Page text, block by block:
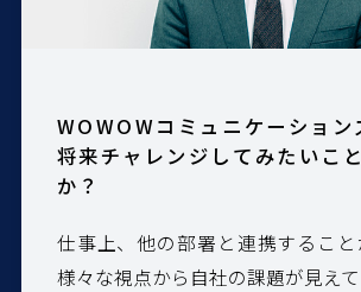
WOWOWコミュニケーション
将来チャレンジしてみたいこ
か？
仕事上、他の部署と連携すること
様々な視点から自社の課題が見えて